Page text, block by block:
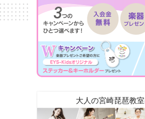
大人の宮崎琵琶教